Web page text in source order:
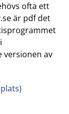
ofta ett
är pdf det
versionen av